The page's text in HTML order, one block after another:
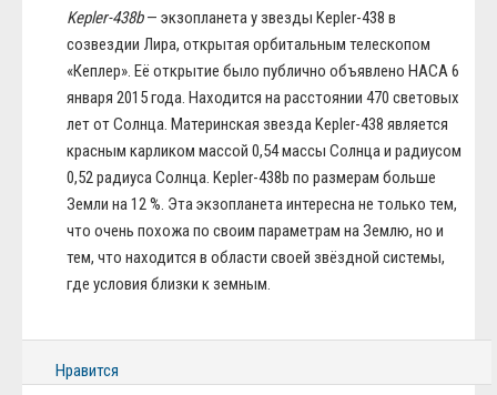
Kepler-438b— экзопланета у звезды Kepler-438 в
созвездии Лира, открытая орбитальным телескопом
«Кеплер». Её открытие было публично объявлено НАСА 6
января 2015 года. Находится на расстоянии 470 световых
лет от Солнца. Материнская звезда Kepler-438 является
красным карликом массой 0,54 массы Солнца и радиусом
0,52 радиуса Солнца. Kepler-438b по размерам больше
Земли на 12 %. Эта экзопланета интересна не только тем,
что очень похожа по своим параметрам на Землю, но и
тем, что находится в области своей звёздной системы,
где условия близки к земным.
Нравится